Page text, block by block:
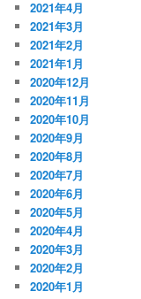
2021年4月
2021年3月
2021年2月
2021年1月
2020年12月
2020年11月
2020年10月
2020年9月
2020年8月
2020年7月
2020年6月
2020年5月
2020年4月
2020年3月
2020年2月
2020年1月